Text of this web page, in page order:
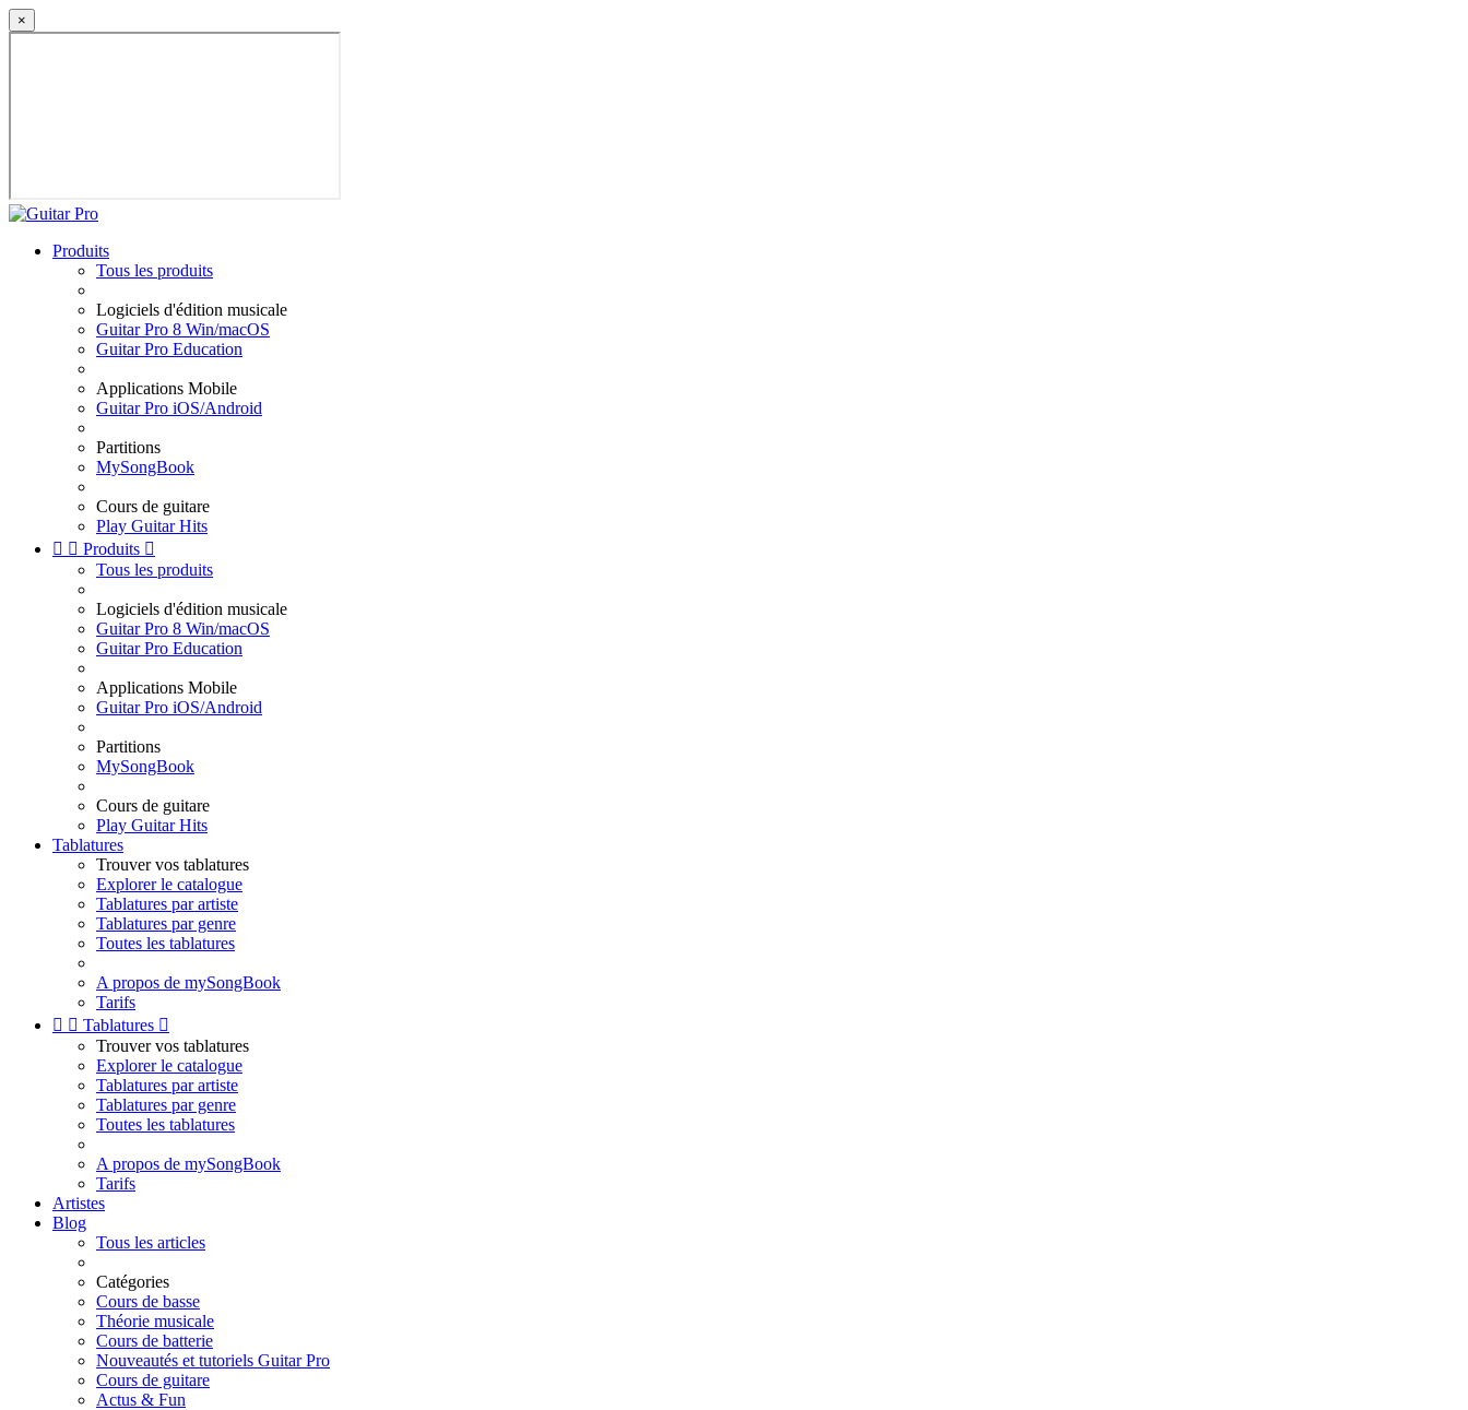
×
Produits
Tous les produits
Logiciels d'édition musicale
Guitar Pro 8 Win/macOS
Guitar Pro Education
Applications Mobile
Guitar Pro iOS/Android
Partitions
MySongBook
Cours de guitare
Play Guitar Hits
  Produits 
Tous les produits
Logiciels d'édition musicale
Guitar Pro 8 Win/macOS
Guitar Pro Education
Applications Mobile
Guitar Pro iOS/Android
Partitions
MySongBook
Cours de guitare
Play Guitar Hits
Tablatures
Trouver vos tablatures
Explorer le catalogue
Tablatures par artiste
Tablatures par genre
Toutes les tablatures
A propos de mySongBook
Tarifs
  Tablatures 
Trouver vos tablatures
Explorer le catalogue
Tablatures par artiste
Tablatures par genre
Toutes les tablatures
A propos de mySongBook
Tarifs
Artistes
Blog
Tous les articles
Catégories
Cours de basse
Théorie musicale
Cours de batterie
Nouveautés et tutoriels Guitar Pro
Cours de guitare
Actus & Fun